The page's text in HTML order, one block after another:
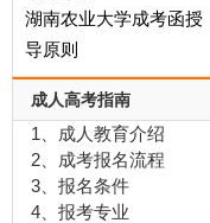
湖南农业大学成考函
导原则
成人高考指南
1、成人教育介绍
2、成考报名流程
3、报名条件
4、报考专业